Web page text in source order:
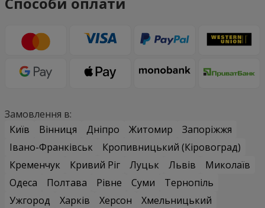
Замовлення в:
Київ
Вінниця Дніпро Житомир
Запоріжжя
Івано-Франківськ
Кропивницький (Кіровоград)
Кременчук
Кривий Ріг Луцьк Львів
Миколаїв
Одеса
Полтава Рівне Суми
Тернопіль
Ужгород
Харків Херсон
Хмельницький